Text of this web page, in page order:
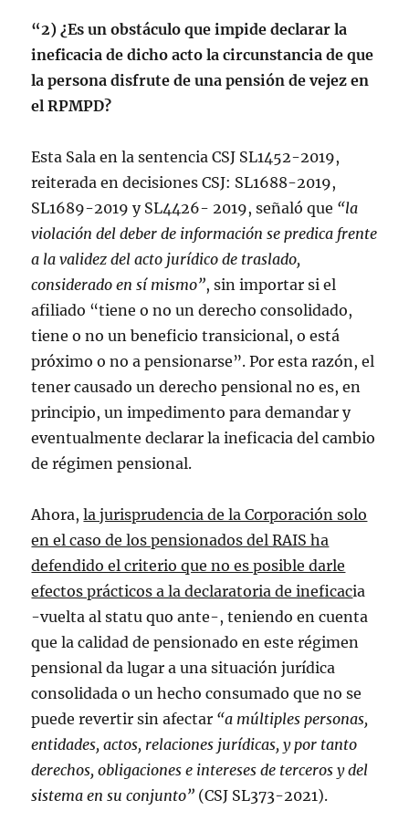
“2) ¿Es un obstáculo que impide declarar la
ineficacia de dicho acto la circunstancia de que
la persona disfrute de una pensión de vejez en
el RPMPD?
Esta Sala en la sentencia CSJ SL1452-2019,
reiterada en decisiones CSJ: SL1688-2019,
SL1689-2019 y SL4426- 2019, señaló que “la
violación del deber de información se predica frente
a la validez del acto jurídico de traslado,
considerado en sí mismo”, sin importar si el
afiliado “tiene o no un derecho consolidado,
tiene o no un beneficio transicional, o está
próximo o no a pensionarse”. Por esta razón, el
tener causado un derecho pensional no es, en
principio, un impedimento para demandar y
eventualmente declarar la ineficacia del cambio
de régimen pensional.
Ahora,la jurisprudencia de la Corporación solo
en el caso de los pensionados del RAIS ha
defendido el criterio que no es posible darle
efectos prácticos a la declaratoria de ineficacia
-vuelta al statu quo ante-, teniendo en cuenta
que la calidad de pensionado en este régimen
pensional da lugar a una situación jurídica
consolidada o un hecho consumado que no se
puede revertir sin afectar “a múltiples personas,
entidades, actos, relaciones jurídicas, y por tanto
derechos, obligaciones e intereses de terceros y del
sistema en su conjunto” (CSJ SL373-2021).